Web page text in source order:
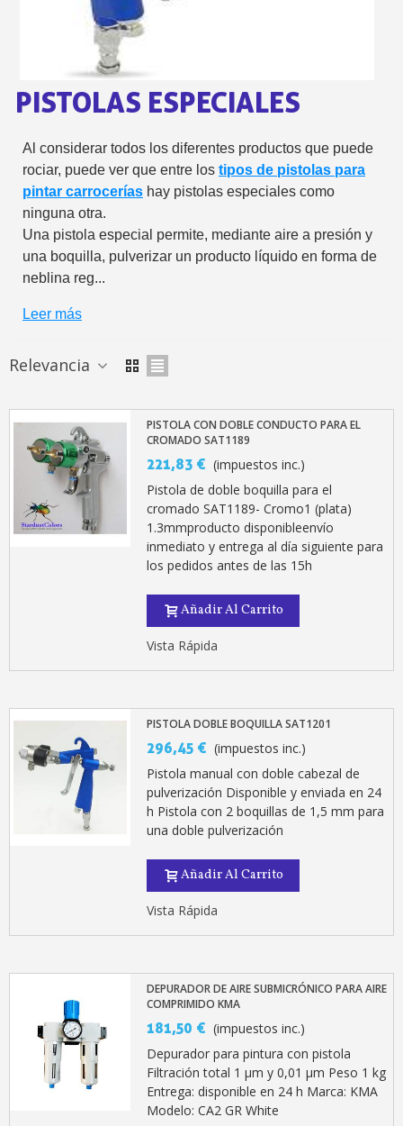
Obtenga su presupuesto
Comparte tus
Devuelve los
Paga en 4 plazos sin
Comparte tus
Gana puntos de
Devuelve los
5 € de descuento
Comparte tus
Devuelve los
5 € de descuento
Cupón de 10 € por
PISTOLAS ESPECIALES
Al considerar todos los diferentes productos que puede
rociar, puede ver que entre los tipos de pistolas para
pintar carrocerías hay pistolas especiales como
ninguna otra.
Una pistola especial permite, mediante aire a presión y
una boquilla, pulverizar un producto líquido en forma de
neblina reg...
Leer más
Relevancia
PISTOLA CON DOBLE CONDUCTO PARA EL
CROMADO SAT1189
221,83 € (impuestos inc.)
Pistola de doble boquilla para el
cromado SAT1189- Cromo1 (plata)
1.3mmproducto disponibleenvío
inmediato y entrega al día siguiente para
los pedidos antes de las 15h
Añadir Al Carrito
Vista Rápida
PISTOLA DOBLE BOQUILLA SAT1201
296,45 € (impuestos inc.)
Pistola manual con doble cabezal de
pulverización Disponible y enviada en 24
h Pistola con 2 boquillas de 1,5 mm para
una doble pulverización
Añadir Al Carrito
Vista Rápida
DEPURADOR DE AIRE SUBMICRÓNICO PARA AIRE
COMPRIMIDO KMA
181,50 € (impuestos inc.)
Depurador para pintura con pistola
Filtración total 1 µm y 0,01 µm Peso 1 kg
Entrega: disponible en 24 h Marca: KMA
Modelo: CA2 GR White